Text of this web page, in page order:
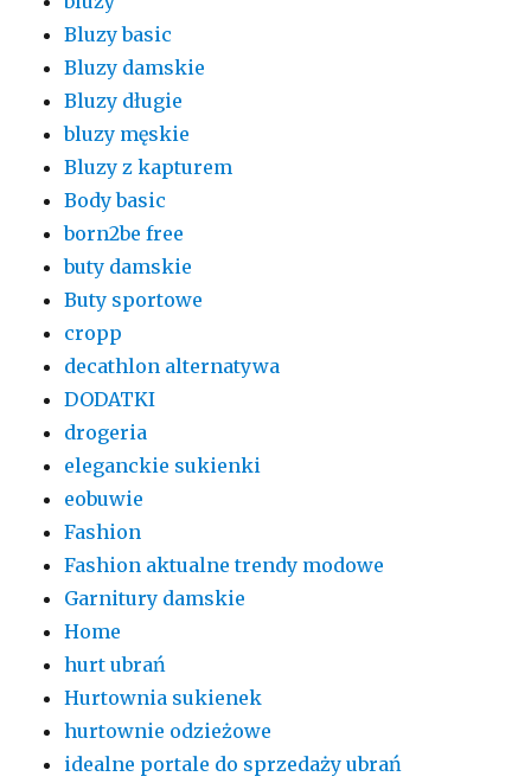
Bluzy basic
Bluzy damskie
Bluzy długie
bluzy męskie
Bluzy z kapturem
Body basic
born2be free
buty damskie
Buty sportowe
cropp
decathlon alternatywa
DODATKI
drogeria
eleganckie sukienki
eobuwie
Fashion
Fashion aktualne trendy modowe
Garnitury damskie
Home
hurt ubrań
Hurtownia sukienek
hurtownie odzieżowe
idealne portale do sprzedaży ubrań